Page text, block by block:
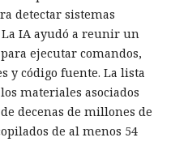
detectar sistemas
IA ayudó a reunir un
ejecutar comandos,
y código fuente. La lista
materiales asociados
decenas de millones de
de al menos 54